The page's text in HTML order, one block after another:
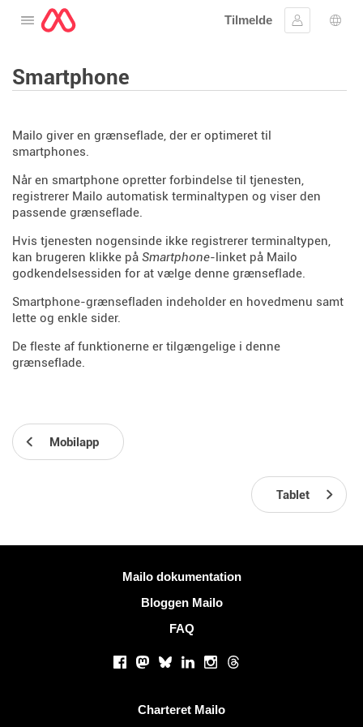
Åbne menuen
Tilmelde
Log ind
Smartphone
Mailo giver en grænseflade, der er optimeret til
smartphones.
Når en smartphone opretter forbindelse til tjenesten,
registrerer Mailo automatisk terminaltypen og viser den
passende grænseflade.
Hvis tjenesten nogensinde ikke registrerer terminaltypen,
kan brugeren klikke på Smartphone-linket på Mailo
godkendelsessiden for at vælge denne grænseflade.
Smartphone-grænsefladen indeholder en hovedmenu samt
lette og enkle sider.
De fleste af funktionerne er tilgængelige i denne
grænseflade.
Mobilapp
Tablet
Mailo dokumentation
Bloggen Mailo
FAQ
Facebook
Mastodon
BlueskyLinkedInInstagram
Threads
Charteret Mailo